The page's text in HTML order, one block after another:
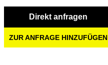
Direkt anfragen
ZUR ANFRAGE HINZUFÜGEN